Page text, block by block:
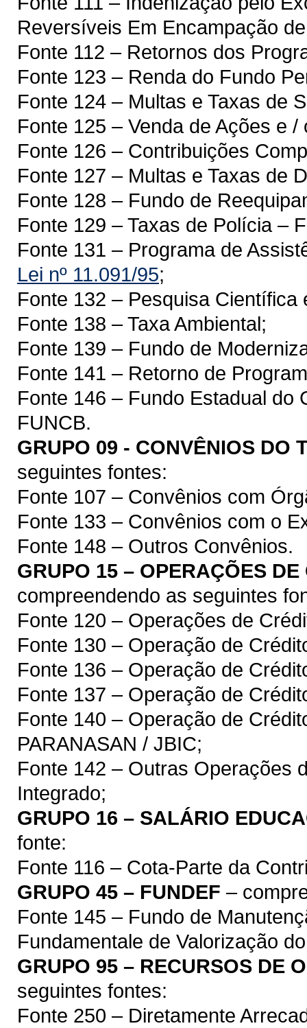
Reversíveis Em Encampação
Fonte 112 – Retornos dos
Fonte 123 – Renda do Fundo
Fonte 124 – Multas e Taxas de
Fonte 125 – Venda de Ações e
Fonte 126 – Contribuições
Fonte 127 – Multas e Taxas de
Fonte 128 – Fundo de
Fonte 129 – Taxas de Polícia –
Fonte 131 – Programa de
Lei nº 11.091/95;
Fonte 132 – Pesquisa Científica
Fonte 138 – Taxa Ambiental;
Fonte 139 – Fundo de
Fonte 141 – Retorno de
Fonte 146 – Fundo Estadual do
FUNCB.
GRUPO 09 - CONVÊNIOS DO
seguintes fontes:
Fonte 107 – Convênios com
Fonte 133 – Convênios com o
Fonte 148 – Outros Convênios.
GRUPO 15 – OPERAÇÕES
compreendendo as seguintes
Fonte 120 – Operações de
Fonte 130 – Operação de
Fonte 136 – Operação de
Fonte 137 – Operação de
Fonte 140 – Operação de
PARANASAN / JBIC;
Fonte 142 – Outras Operações
Integrado;
GRUPO 16 – SALÁRIO
fonte:
Fonte 116 – Cota-Parte da
GRUPO 45 – FUNDEF –
Fonte 145 – Fundo de
Fundamentale de Valorização
GRUPO 95 – RECURSOS DE
seguintes fontes:
Fonte 250 – Diretamente